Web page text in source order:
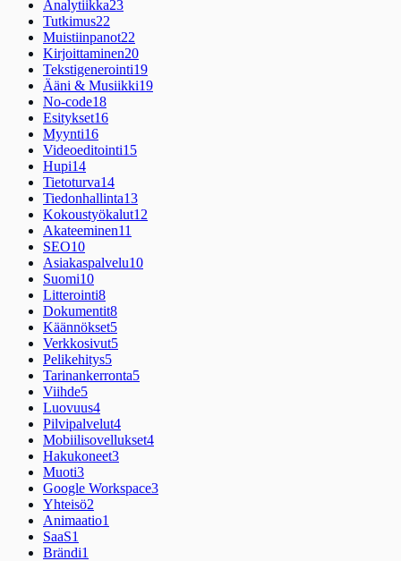
Analytiikka23
Tutkimus22
Muistiinpanot22
Kirjoittaminen20
Tekstigenerointi19
Ääni & Musiikki19
No-code18
Esitykset16
Myynti16
Videoeditointi15
Hupi14
Tietoturva14
Tiedonhallinta13
Kokoustyökalut12
Akateeminen11
SEO10
Asiakaspalvelu10
Suomi10
Litterointi8
Dokumentit8
Käännökset5
Verkkosivut5
Pelikehitys5
Tarinankerronta5
Viihde5
Luovuus4
Pilvipalvelut4
Mobiilisovellukset4
Hakukoneet3
Muoti3
Google Workspace3
Yhteisö2
Animaatio1
SaaS1
Brändi1